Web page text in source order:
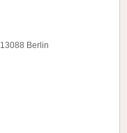
13088 Berlin